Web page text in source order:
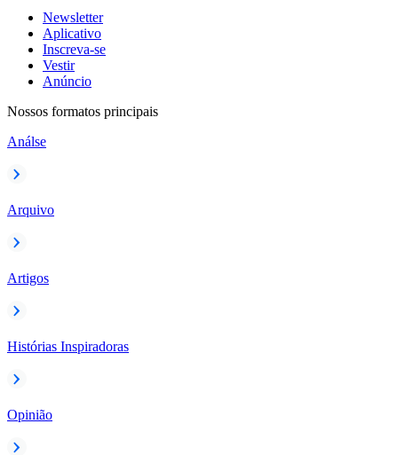
Newsletter
Aplicativo
Inscreva-se
Vestir
Anúncio
Nossos formatos principais
Análse
Arquivo
Artigos
Histórias Inspiradoras
Opinião